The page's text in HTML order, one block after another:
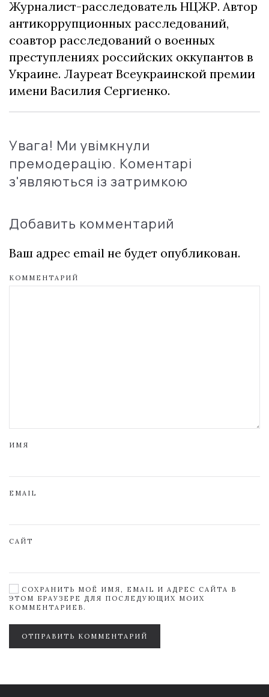
Журналист-расследователь НЦЖР. Автор
антикоррупционных расследований,
соавтор расследований о военных
преступлениях российских оккупантов в
Украине. Лауреат Всеукраинской премии
имени Василия Сергиенко.
Увага! Ми увімкнули
премодерацію. Коментарі
з'являються із затримкою
Добавить комментарий
Ваш адрес email не будет опубликован.
КОММЕНТАРИЙ
ИМЯ
EMAIL
САЙТ
СОХРАНИТЬ МОЁ ИМЯ, EMAIL И АДРЕС САЙТА В
ЭТОМ БРАУЗЕРЕ ДЛЯ ПОСЛЕДУЮЩИХ МОИХ
КОММЕНТАРИЕВ.
ОТПРАВИТЬ КОММЕНТАРИЙ